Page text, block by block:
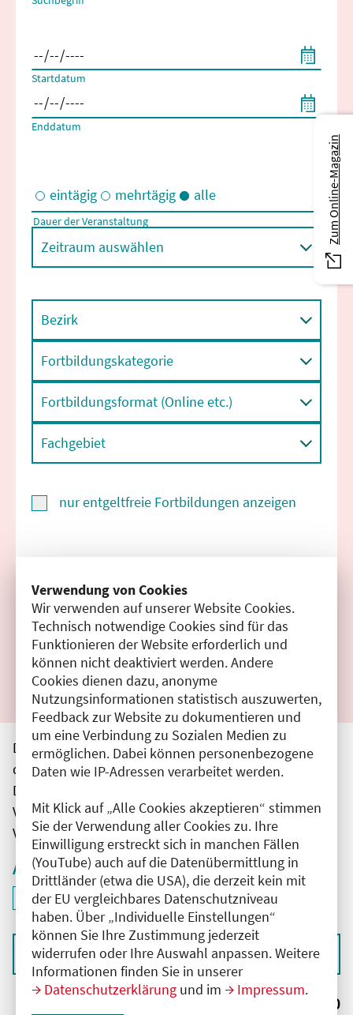
Verwendung von Cookies
Wir verwenden auf unserer Website Cookies.
Technisch notwendige Cookies sind für das
Funktionieren der Website erforderlich und
können nicht deaktiviert werden. Andere
Cookies dienen dazu, anonyme
Nutzungsinformationen statistisch auszuwerten,
Feedback zur Website zu dokumentieren und
um eine Verbindung zu Sozialen Medien zu
ermöglichen. Dabei können personenbezogene
Daten wie IP-Adressen verarbeitet werden.
Mit Klick auf „Alle Cookies akzeptieren“ stimmen
Sie der Verwendung aller Cookies zu. Ihre
Einwilligung erstreckt sich in manchen Fällen
(YouTube) auch auf die Datenübermittlung in
Drittländer (etwa die USA), die derzeit kein mit
der EU vergleichbares Datenschutzniveau
haben. Über „Individuelle Einstellungen“
können Sie Ihre Zustimmung jederzeit
widerrufen oder Ihre Auswahl anpassen. Weitere
Informationen finden Sie in unserer
Datenschutzerklärung und im Impressum.
Startdatum
Enddatum
Eintägige und/oder mehrtägige Veranstaltungen
eintägig mehrtägig alle
Dauer der Veranstaltung
Zeitraum auswählen
Bezirk
Fortbildungskategorie
Fortbildungsformat (Online etc.)
Fachgebiet
nur entgeltfreie Fortbildungen anzeigen
Filter zurücksetzen
Ergebnisse drucken
Die hier aufgeführten Veranstaltungen entsprechen
den unmittelbar vom Veranstalter getätigten Angaben.
Die Ärztekammer Berlin übernimmt keine
Verantwortung für den Inhalt, die Haftung obliegt dem
Veranstalter.
Aktive Filter
Filter
ID: ANT-2501724
deaktivieren und Suchergebnisse neu laden
Sortieren nach
Ergebnisse: 0
Zum Online-Magazin